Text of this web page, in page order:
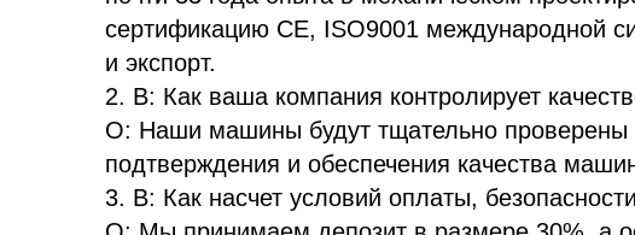
сертификацию CE, ISO9001 международной
и экспорт.
2. В: Как ваша компания контролирует
О: Наши машины будут тщательно
подтверждения и обеспечения качества
3. В: Как насчет условий оплаты,